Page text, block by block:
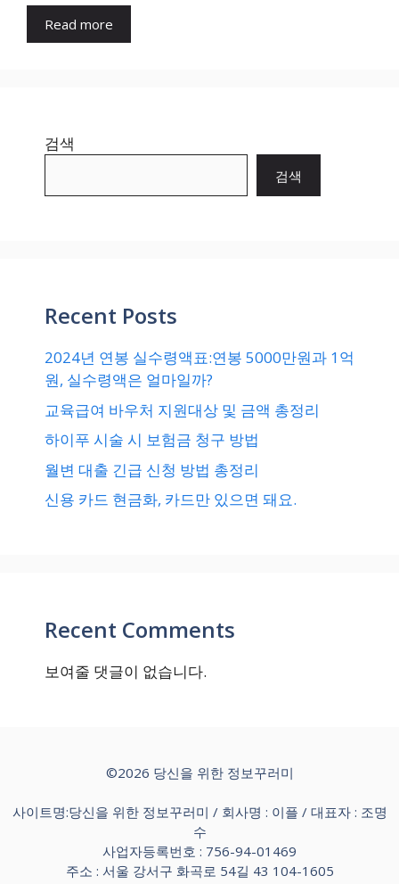
Read more
검색
검색
Recent Posts
2024년 연봉 실수령액표:연봉 5000만원과 1억
원, 실수령액은 얼마일까?
교육급여 바우처 지원대상 및 금액 총정리
하이푸 시술 시 보험금 청구 방법
월변 대출 긴급 신청 방법 총정리
신용 카드 현금화, 카드만 있으면 돼요.
Recent Comments
보여줄 댓글이 없습니다.
©2026 당신을 위한 정보꾸러미
사이트명:당신을 위한 정보꾸러미 / 회사명 : 이플 / 대표자 : 조명
수
사업자등록번호 : 756-94-01469
주소 : 서울 강서구 화곡로 54길 43 104-1605